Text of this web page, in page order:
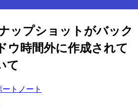
ップショットがバック
ウ時間外に作成されて
て
トノート